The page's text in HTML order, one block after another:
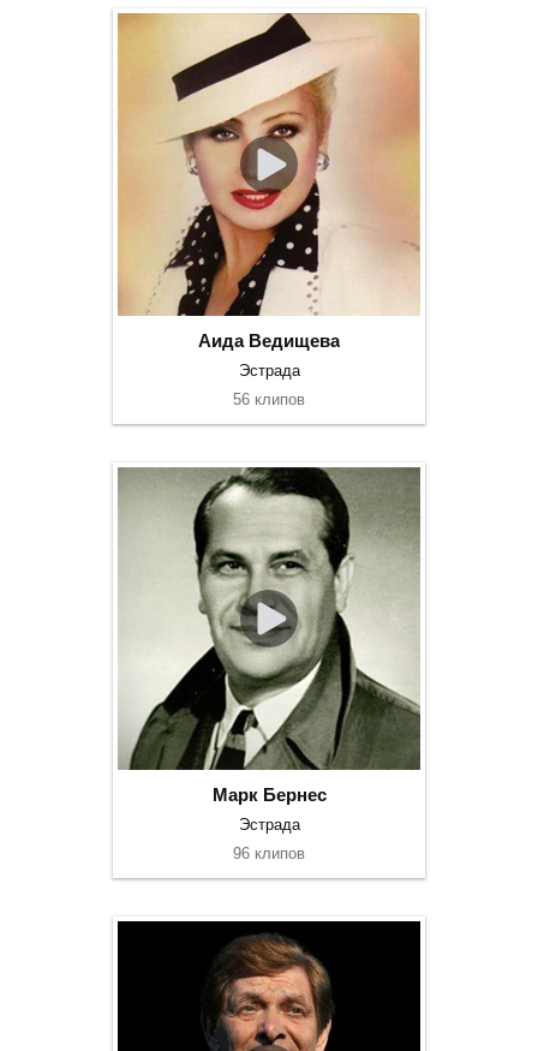
Аида Ведищева
Эстрада
56 клипов
Марк Бернес
Эстрада
96 клипов